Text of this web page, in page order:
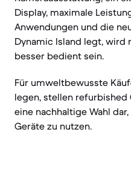
Display, maximale
Anwendungen und die
Dynamic Island legt, wird
besser bedient sein.
Für umweltbewusste
legen, stellen
eine nachhaltige Wahl
Geräte zu nutzen.